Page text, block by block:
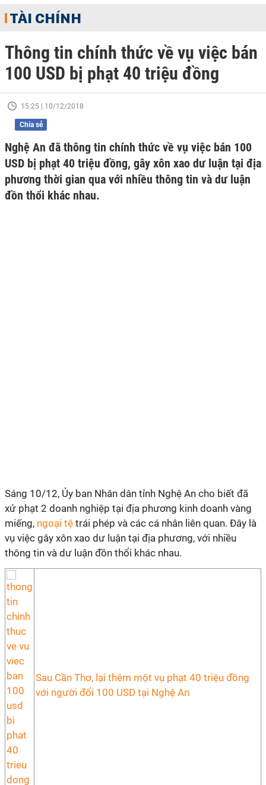
TÀI CHÍNH
Thông tin chính thức về vụ việc bán
100 USD bị phạt 40 triệu đồng
15:25 | 10/12/2018
Chia sẻ
Nghệ An đã thông tin chính thức về vụ việc bán 100
USD bị phạt 40 triệu đồng, gây xôn xao dư luận tại địa
phương thời gian qua với nhiều thông tin và dư luận
đồn thổi khác nhau.
Sáng 10/12, Ủy ban Nhân dân tỉnh Nghệ An cho biết đã
xử phạt 2 doanh nghiệp tại địa phương kinh doanh vàng
miếng, ngoại tệ trái phép và các cá nhân liên quan. Đây là
vụ việc gây xôn xao dư luận tại địa phương, với nhiều
thông tin và dư luận đồn thổi khác nhau.
Sau Cần Thơ, lại thêm một vụ phạt 40 triệu đồng
với người đổi 100 USD tại Nghệ An